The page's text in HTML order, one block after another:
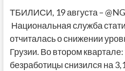
ТБИЛИСИ, 19 августа –
Национальная служба
отчиталась о снижении
Грузии. Во втором
безработицы снизился на